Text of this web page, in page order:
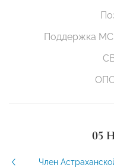
Поддержка
05
Член